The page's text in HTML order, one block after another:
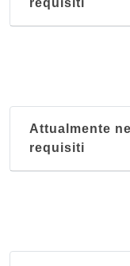
requisiti
Attualmente
requisiti